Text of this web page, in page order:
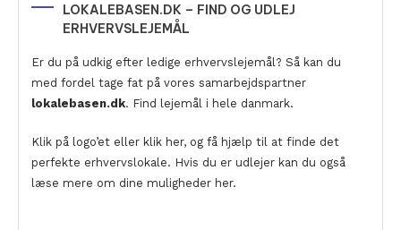
LOKALEBASEN.DK – FIND OG UDLEJ
ERHVERVSLEJEMÅL
Er du på udkig efter ledige erhvervslejemål? Så kan du
med fordel tage fat på vores samarbejdspartner
lokalebasen.dk. Find lejemål i hele danmark.
Klik på logo’et eller klik her, og få hjælp til at finde det
perfekte erhvervslokale. Hvis du er udlejer kan du også
læse mere om dine muligheder her.